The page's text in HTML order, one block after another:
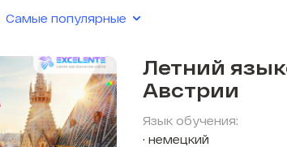
Самые популярные
Летний
Австрии
Язык обучения:
немецкий